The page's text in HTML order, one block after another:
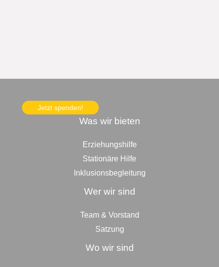
Jetzt spenden!
Was wir bieten
Erziehungshilfe
Stationäre Hilfe
Inklusionsbegleitung
Wer wir sind
Team & Vorstand
Satzung
Wo wir sind